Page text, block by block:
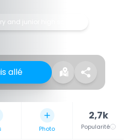
and junior high schools
allé
Photo
2,7k
Popularité